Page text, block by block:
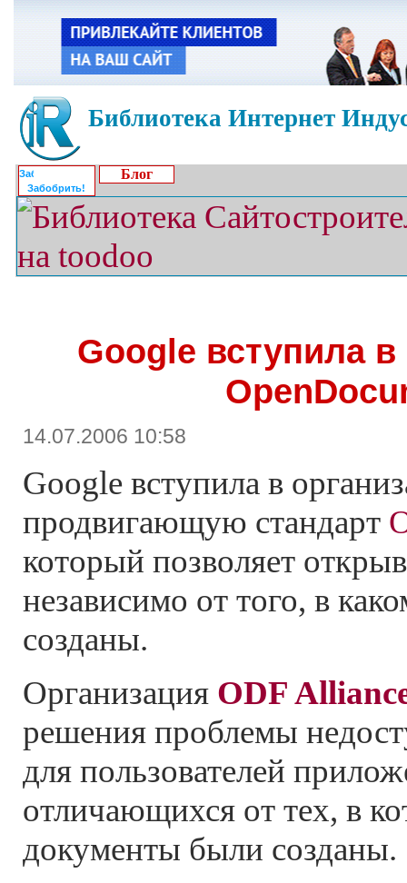
Библиотека Интернет
Забобрить!
Блог
Google вступила
14.07.2006 10:58
Google вступила в
продвигающую стандарт
который позволяет
независимо от того, в
созданы.
Организация ODF
решения проблемы
для пользователей
отличающихся от тех, в
документы были созданы.